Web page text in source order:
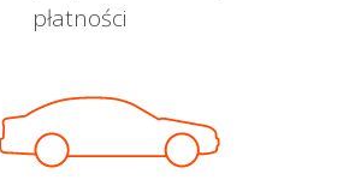
płatności